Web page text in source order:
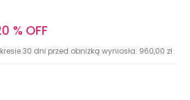
% OFF
30 dni przed obniżką wyniosła: 960,00 zł